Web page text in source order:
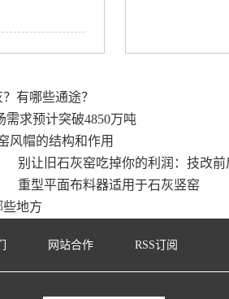
有哪些通途？
需求预计突破4850万吨
风帽的结构和作用
别让旧石灰窑吃掉你的利润：技改前
重型平面布料器适用于石灰竖窑
地方
网站合作 RSS订阅